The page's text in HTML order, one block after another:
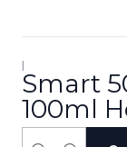
|
Smart
100ml